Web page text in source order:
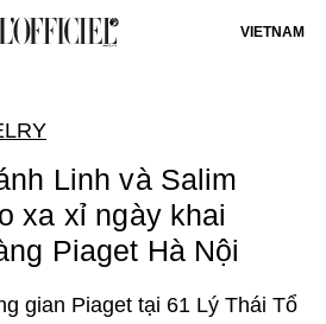
VIETNAM
Linh và Salim
xa xỉ ngày khai
Piaget Hà Nội
gian Piaget tại 61 Lý Thái Tổ